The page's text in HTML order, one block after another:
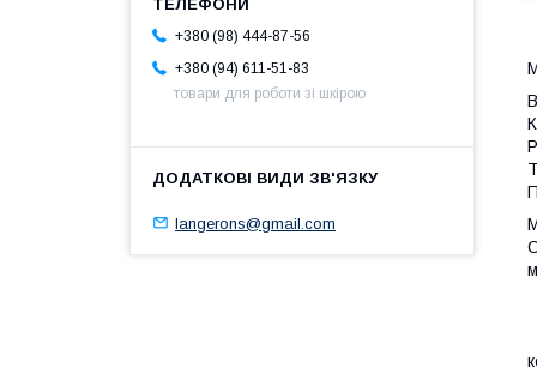
+380 (98) 444-87-56
+380 (94) 611-51-83
товари для роботи зі шкірою
langerons@gmail.com